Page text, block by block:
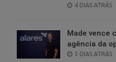
POSTED
4 DIAS ATRÁS
Made vence
agência da
POSTED
3 DIAS ATRÁS